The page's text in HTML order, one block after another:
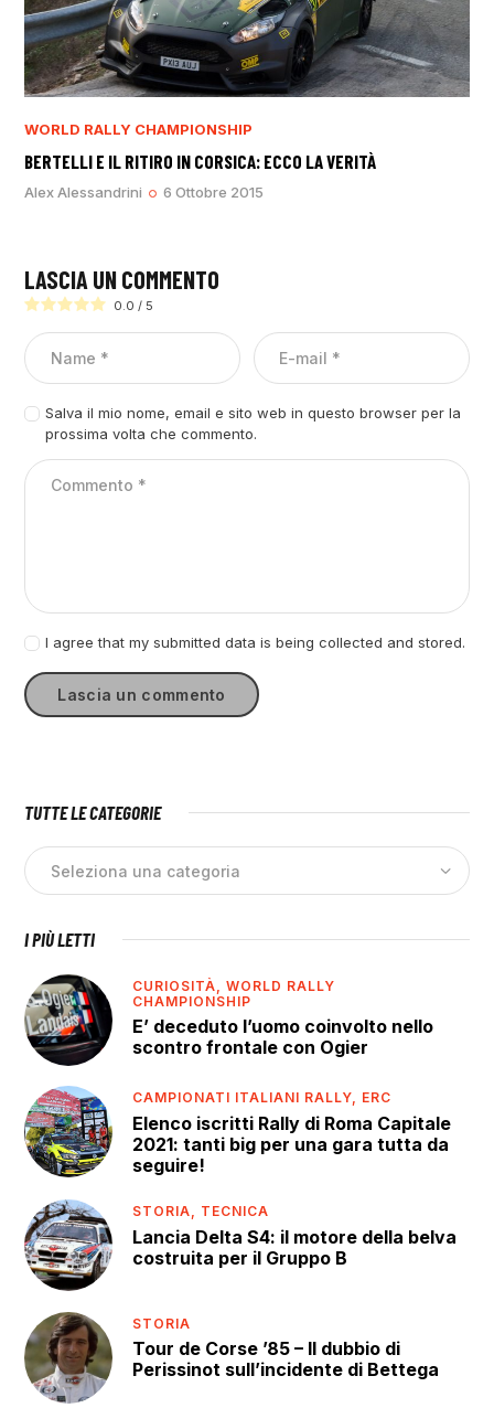
WORLD RALLY CHAMPIONSHIP
BERTELLI E IL RITIRO IN CORSICA: ECCO LA VERITÀ
Alex Alessandrini 6 Ottobre 2015
LASCIA UN COMMENTO
0.0 / 5
Salva il mio nome, email e sito web in questo browser per la
prossima volta che commento.
I agree that my submitted data is being collected and stored.
TUTTE LE CATEGORIE
I PIÙ LETTI
CURIOSITÀ,WORLD RALLY
CHAMPIONSHIP
E’ deceduto l’uomo coinvolto nello
scontro frontale con Ogier
CAMPIONATI ITALIANI RALLY, ERC
Elenco iscritti Rally di Roma Capitale
2021: tanti big per una gara tutta da
seguire!
STORIA, TECNICA
Lancia Delta S4: il motore della belva
costruita per il Gruppo B
STORIA
Tour de Corse ’85 – Il dubbio di
Perissinot sull’incidente di Bettega